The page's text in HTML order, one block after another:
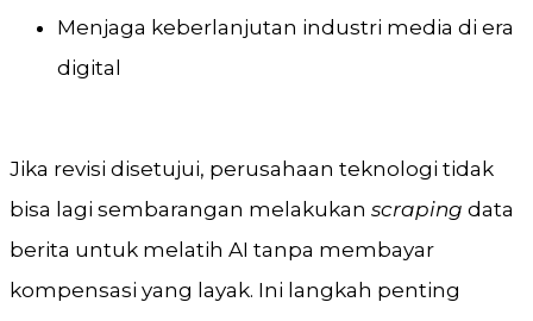
Menjaga keberlanjutan industri media di era
digital
Jika revisi disetujui, perusahaan teknologi tidak
bisa lagi sembarangan melakukan scraping data
berita untuk melatih AI tanpa membayar
kompensasi yang layak. Ini langkah penting